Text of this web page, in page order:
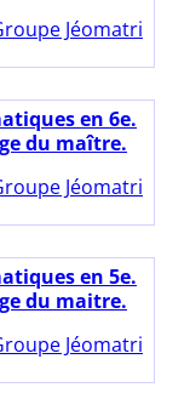
Jéomatri
en 6e.
du maître.
Jéomatri
en 5e.
du maitre.
Jéomatri